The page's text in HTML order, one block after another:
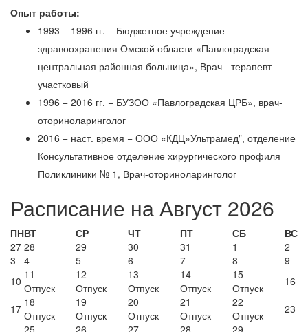
Опыт работы:
1993 − 1996 гг. − Бюджетное учреждение
здравоохранения Омской области «Павлоградская
центральная районная больница», Врач - терапевт
участковый
1996 − 2016 гг. − БУЗОО «Павлоградская ЦРБ», врач-
оториноларинголог
2016 − наст. время − ООО «КДЦ»Ультрамед", отделение
Консультативное отделение хирургического профиля
Поликлиники № 1, Врач-оториноларинголог
Расписание на Август 2026
ПНВТ СР ЧТ ПТ СБ
ВС
27 28 29 30 31 1
2
3
4 5 6 7 8
9
10 11
Отпуск
12
Отпуск
13
Отпуск
14
Отпуск
15
Отпуск
16
17 18
Отпуск
19
Отпуск
20
Отпуск
21
Отпуск
22
Отпуск
23
25
26
27
28
29